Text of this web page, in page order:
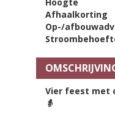
Afhaalkorting
Op-/
Vier feest met
👵